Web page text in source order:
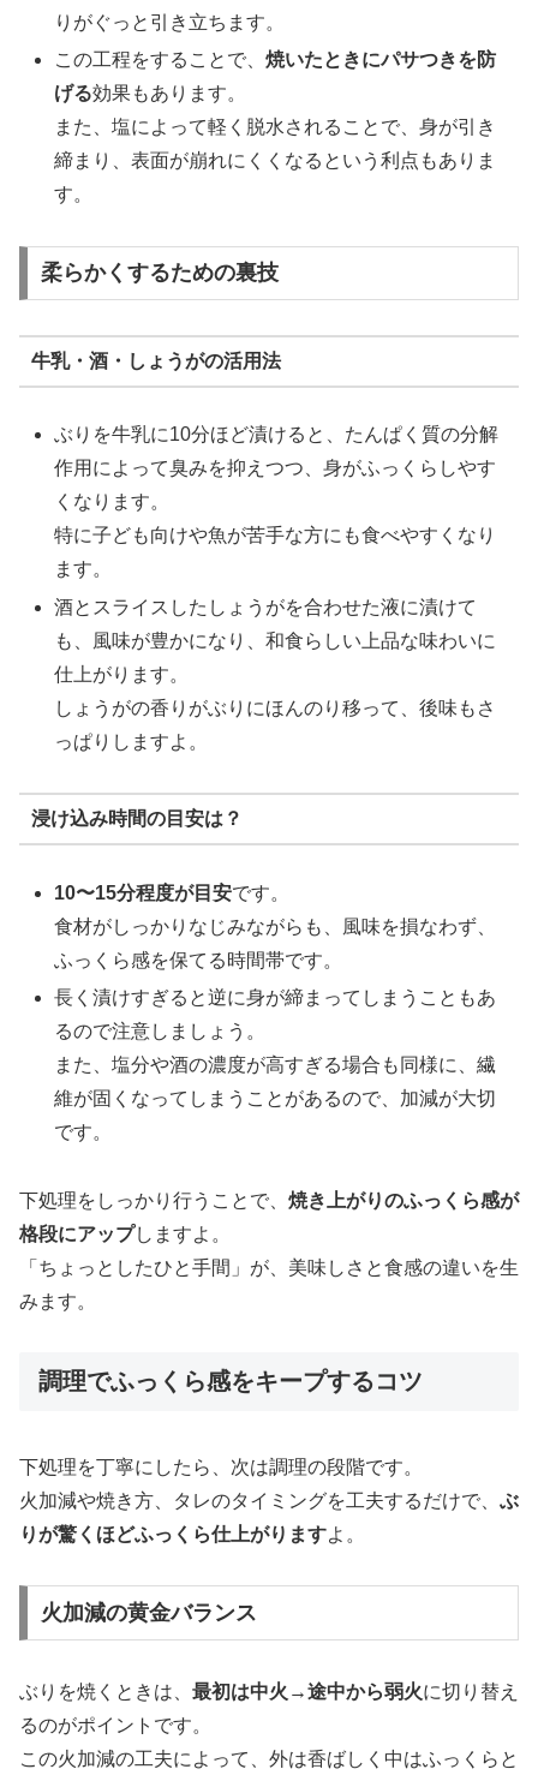
りがぐっと引き立ちます。
この工程をすることで、焼いたときにパサつきを防
げる効果もあります。
また、塩によって軽く脱水されることで、身が引き
締まり、表面が崩れにくくなるという利点もありま
す。
柔らかくするための裏技
牛乳・酒・しょうがの活用法
ぶりを牛乳に10分ほど漬けると、たんぱく質の分解
作用によって臭みを抑えつつ、身がふっくらしやす
くなります。
特に子ども向けや魚が苦手な方にも食べやすくなり
ます。
酒とスライスしたしょうがを合わせた液に漬けて
も、風味が豊かになり、和食らしい上品な味わいに
仕上がります。
しょうがの香りがぶりにほんのり移って、後味もさ
っぱりしますよ。
浸け込み時間の目安は？
10〜15分程度が目安です。
食材がしっかりなじみながらも、風味を損なわず、
ふっくら感を保てる時間帯です。
長く漬けすぎると逆に身が締まってしまうこともあ
るので注意しましょう。
また、塩分や酒の濃度が高すぎる場合も同様に、繊
維が固くなってしまうことがあるので、加減が大切
です。
下処理をしっかり行うことで、 焼き上がりのふっくら感が
格段にアップしますよ。
「ちょっとしたひと手間」が、美味しさと食感の違いを生
みます。
調理でふっくら感をキープするコツ
下処理を丁寧にしたら、次は調理の段階です。
火加減や焼き方、タレのタイミングを工夫するだけで、 ぶ
りが驚くほどふっくら仕上がりますよ。
火加減の黄金バランス
ぶりを焼くときは、 最初は中火→途中から弱火に切り替え
るのがポイントです。
この火加減の工夫によって、外は香ばしく中はふっくらと